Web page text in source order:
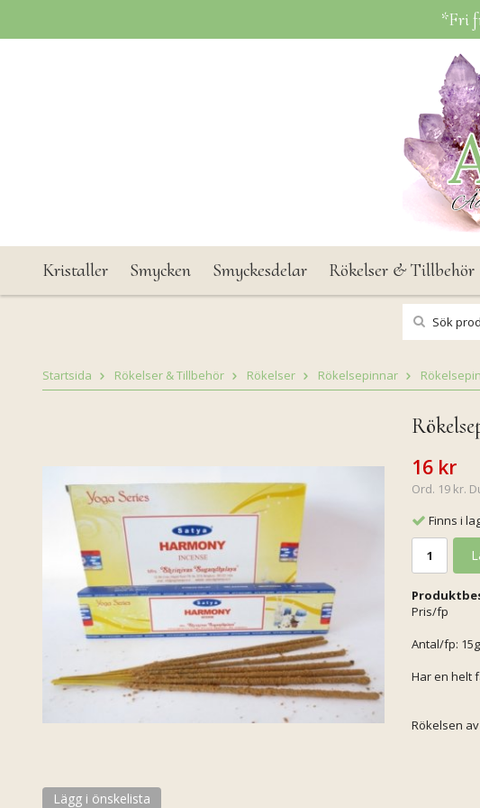
*Fri
Kristaller Smycken Smyckesdelar Rökelser & Tillbehör
Startsida Rökelser & Tillbehör Rökelser Rökelsepinnar
Lägg i önskelista
16 kr
Ord. 19 kr.
Finns i
Pris/fp
Antal/fp:
Har en helt
Rökelsen